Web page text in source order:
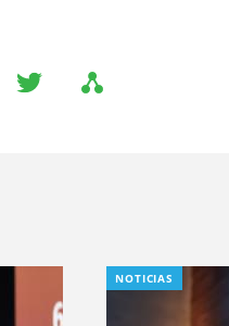
NOTICIAS